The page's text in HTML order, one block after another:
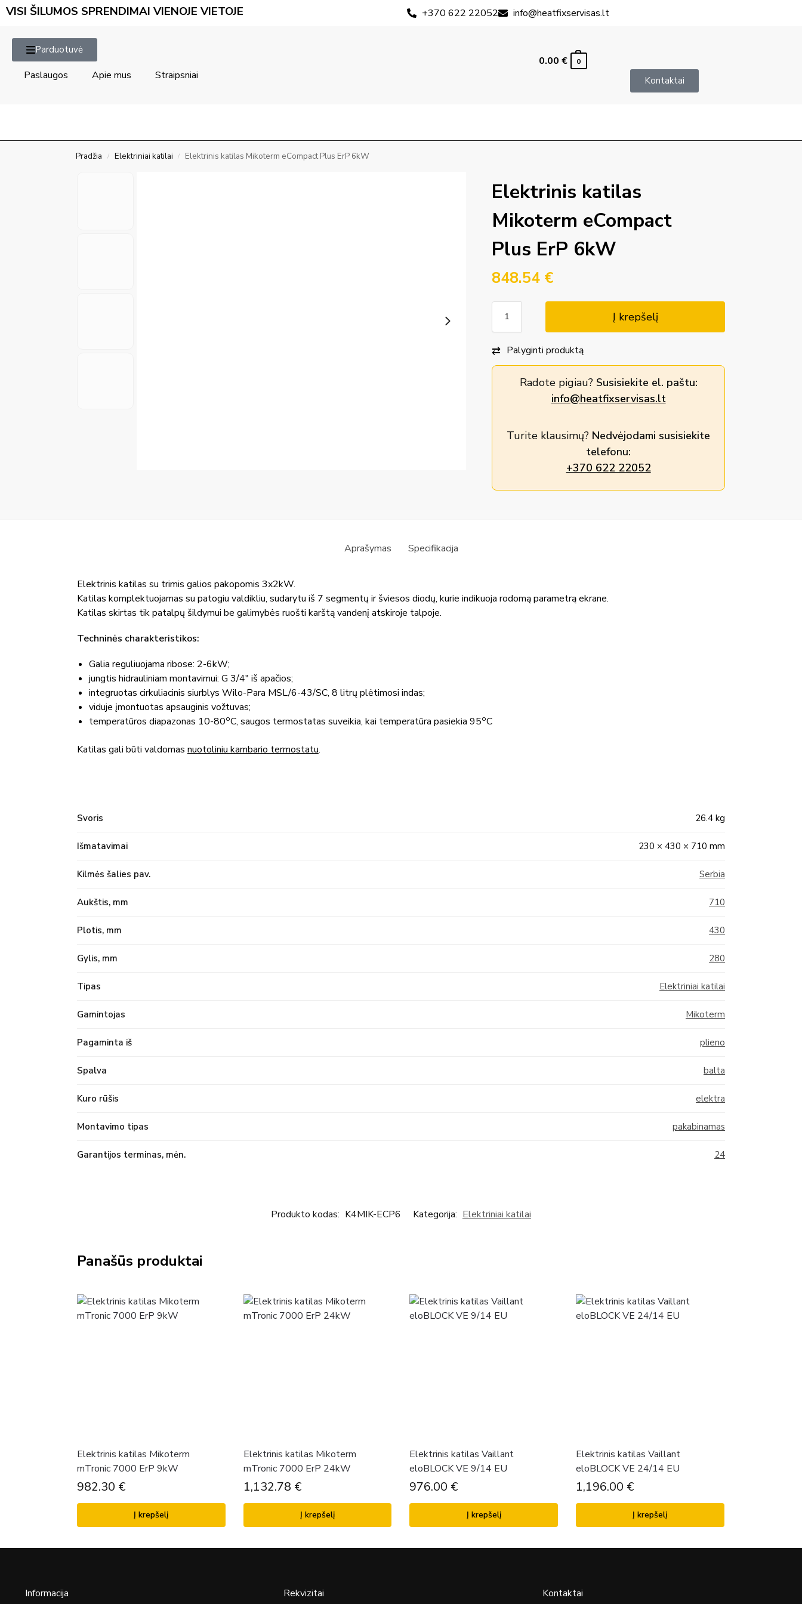
VISI ŠILUMOS SPRENDIMAI VIENOJE VIETOJE +370 622 22052 info@heatfixservisas.lt
Parduotuvė
Paslaugos Apie mus Straipsniai
0.00 € 0
Kontaktai
Pradžia / Elektriniai katilai / Elektrinis katilas Mikoterm eCompact Plus ErP 6kW
Elektrinis katilas
Mikoterm eCompact
Plus ErP 6kW
848.54 €
Į krepšelį
Palyginti produktą
Radote pigiau? Susisiekite el. paštu:
info@heatfixservisas.lt
Turite klausimų? Nedvėjodami susisiekite
telefonu:
+370 622 22052
Aprašymas Specifikacija
Elektrinis katilas su trimis galios pakopomis 3x2kW.
Katilas komplektuojamas su patogiu valdikliu, sudarytu iš 7 segmentų ir šviesos diodų, kurie indikuoja rodomą parametrą ekrane.
Katilas skirtas tik patalpų šildymui be galimybės ruošti karštą vandenį atskiroje talpoje.
Techninės charakteristikos:
Galia reguliuojama ribose: 2-6kW;
jungtis hidrauliniam montavimui: G 3/4″ iš apačios;
integruotas cirkuliacinis siurblys Wilo-Para MSL/6-43/SC, 8 litrų plėtimosi indas;
viduje įmontuotas apsauginis vožtuvas;
temperatūros diapazonas 10-80oC, saugos termostatas suveikia, kai temperatūra pasiekia 95oC
Katilas gali būti valdomas nuotoliniu kambario termostatu.
Svoris 26.4 kg
Išmatavimai 230 × 430 × 710 mm
Kilmės šalies pav. Serbia
Aukštis, mm 710
Plotis, mm 430
Gylis, mm 280
Tipas Elektriniai katilai
Gamintojas Mikoterm
Pagaminta iš plieno
Spalva balta
Kuro rūšis elektra
Montavimo tipas pakabinamas
Garantijos terminas, mėn. 24
Produkto kodas: K4MIK-ECP6 Kategorija: Elektriniai katilai
Panašūs produktai
Elektrinis katilas Mikoterm
mTronic 7000 ErP 9kW
982.30 €
Į krepšelį
Elektrinis katilas Mikoterm
mTronic 7000 ErP 24kW
1,132.78 €
Į krepšelį
Elektrinis katilas Vaillant
eloBLOCK VE 9/14 EU
976.00 €
Į krepšelį
Elektrinis katilas Vaillant
eloBLOCK VE 24/14 EU
1,196.00 €
Į krepšelį
Informacija Rekvizitai Kontaktai